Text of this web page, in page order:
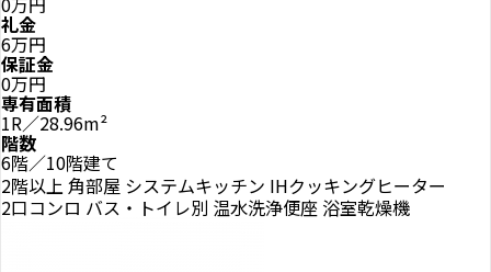
礼金
6万円
保証金
0万円
専有面積
1R／28.96m²
階数
6階／10階建て
2階以上 角部屋 システムキッチン IHクッキングヒーター
2口コンロ バス・トイレ別 温水洗浄便座 浴室乾燥機